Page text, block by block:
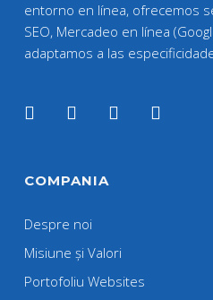
entorno en línea, ofrecemos
SEO, Mercadeo en línea
adaptamos a las
COMPANIA
Despre noi
Misiune și Valori
Portofoliu Websites